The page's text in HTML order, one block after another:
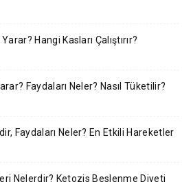
Hangi Kasları Çalıştırır?
Faydaları Neler? Nasıl Tüketilir?
Faydaları Neler? En Etkili Hareketler
Nelerdir? Ketozis Beslenme Diyeti